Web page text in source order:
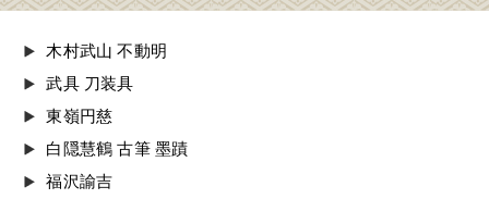
木村武山 不動明
武具 刀装具
東嶺円慈
白隠慧鶴 古筆 墨蹟
福沢諭吉